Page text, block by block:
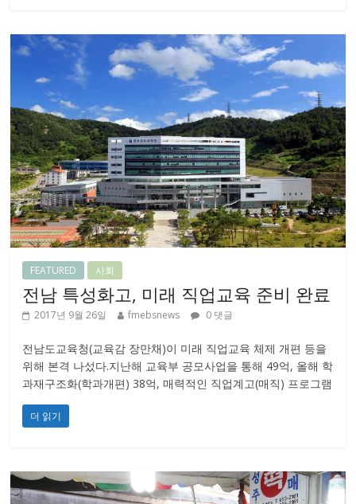
FEATURED 사회
전남 특성화고, 미래 직업교육 준비 완료
2017년 9월 26일 fmebsnews 0 댓글
전남도교육청(교육감 장만채)이 미래 직업교육 체제 개편 등을
위해 본격 나섰다.지난해 교육부 공모사업을 통해 49억, 올해 학
과재구조화(학과개편) 38억, 매력적인 직업계고(매직) 프로그램
더 읽기